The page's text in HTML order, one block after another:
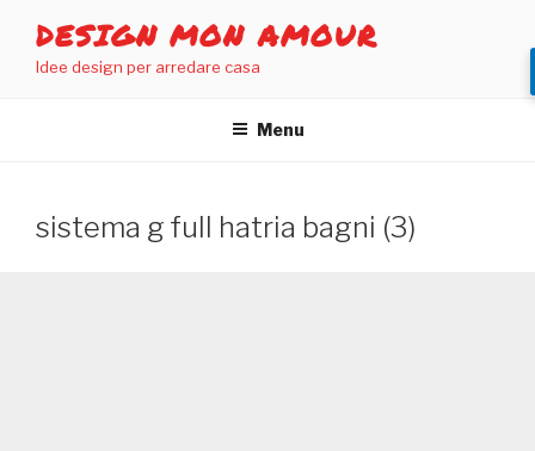
contenuto
DESIGN MON AMOUR
Idee design per arredare casa
Menu
sistema g full hatria bagni (3)